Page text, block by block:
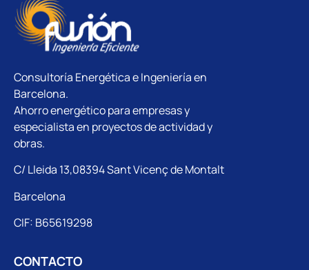
Consultoría Energética e Ingeniería en
Barcelona.
Ahorro energético para empresas y
especialista en proyectos de actividad y
obras.
C/ Lleida 13,08394 Sant Vicenç de Montalt
Barcelona
CIF: B65619298
CONTACTO